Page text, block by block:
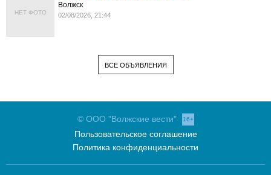
НЕТ ФОТО
Волжск
02/08/2026, 21:44
ВСЕ ОБЪЯВЛЕНИЯ
© ООО "Волжские вести" 16+
Пользовательское соглашение
Политика конфиденциальности